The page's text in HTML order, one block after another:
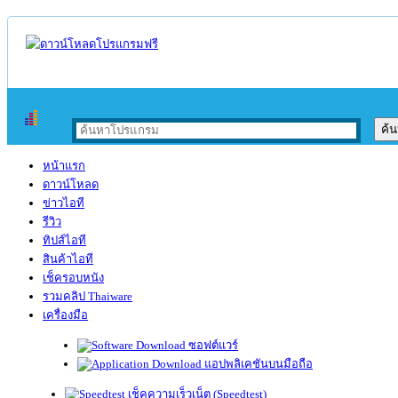
หน้าแรก
ดาวน์โหลด
ข่าวไอที
รีวิว
ทิปส์ไอที
สินค้าไอที
เช็ครอบหนัง
รวมคลิป Thaiware
เครื่องมือ
ซอฟต์แวร์
แอปพลิเคชันบนมือถือ
เช็คความเร็วเน็ต (Speedtest)